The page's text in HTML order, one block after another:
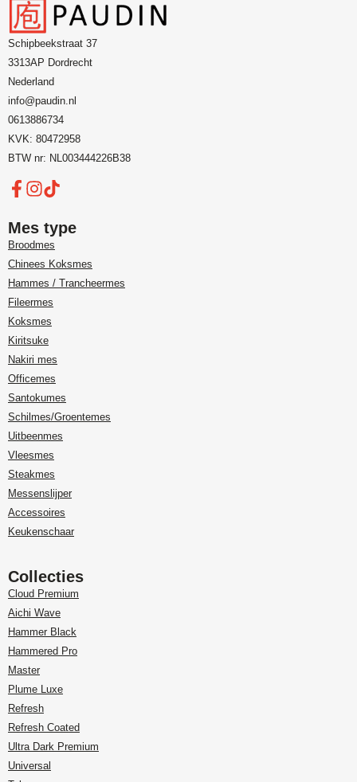
Schipbeekstraat 37
3313AP Dordrecht
Nederland
info@paudin.nl
0613886734
KVK: 80472958
BTW nr: NL003444226B38
Mes type
Broodmes
Chinees Koksmes
Hammes / Trancheermes
Fileermes
Koksmes
Kiritsuke
Nakiri mes
Officemes
Santokumes
Schilmes/Groentemes
Uitbeenmes
Vleesmes
Steakmes
Messenslijper
Accessoires
Keukenschaar
Collecties
Cloud Premium
Aichi Wave
Hammer Black
Hammered Pro
Master
Plume Luxe
Refresh
Refresh Coated
Ultra Dark Premium
Universal